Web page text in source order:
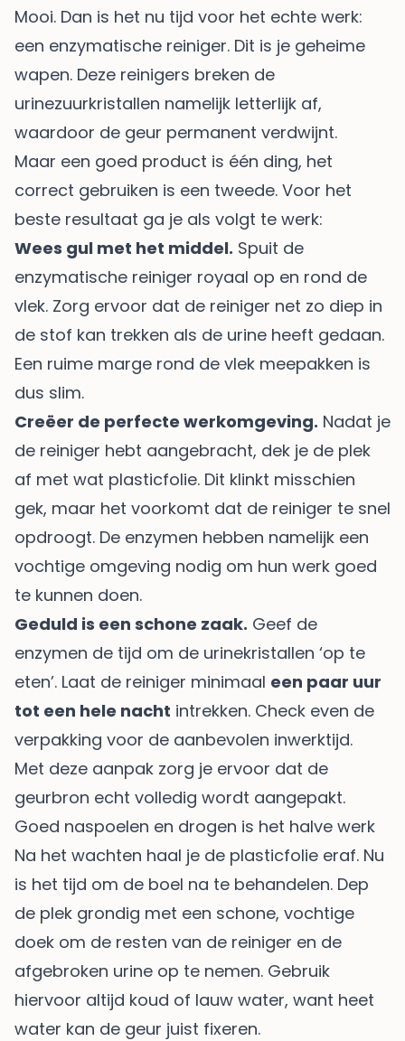
Mooi. Dan is het nu tijd voor het echte werk:
een enzymatische reiniger. Dit is je geheime
wapen. Deze reinigers breken de
urinezuurkristallen namelijk letterlijk af,
waardoor de geur permanent verdwijnt.
Maar een goed product is één ding, het
correct gebruiken is een tweede. Voor het
beste resultaat ga je als volgt te werk:
Wees gul met het middel. Spuit de
enzymatische reiniger royaal op en rond de
vlek. Zorg ervoor dat de reiniger net zo diep in
de stof kan trekken als de urine heeft gedaan.
Een ruime marge rond de vlek meepakken is
dus slim.
Creëer de perfecte werkomgeving. Nadat je
de reiniger hebt aangebracht, dek je de plek
af met wat plasticfolie. Dit klinkt misschien
gek, maar het voorkomt dat de reiniger te snel
opdroogt. De enzymen hebben namelijk een
vochtige omgeving nodig om hun werk goed
te kunnen doen.
Geduld is een schone zaak. Geef de
enzymen de tijd om de urinekristallen ‘op te
eten’. Laat de reiniger minimaal een paar uur
tot een hele nacht intrekken. Check even de
verpakking voor de aanbevolen inwerktijd.
Met deze aanpak zorg je ervoor dat de
geurbron echt volledig wordt aangepakt.
Goed naspoelen en drogen is het halve werk
Na het wachten haal je de plasticfolie eraf. Nu
is het tijd om de boel na te behandelen. Dep
de plek grondig met een schone, vochtige
doek om de resten van de reiniger en de
afgebroken urine op te nemen. Gebruik
hiervoor altijd koud of lauw water, want heet
water kan de geur juist fixeren.